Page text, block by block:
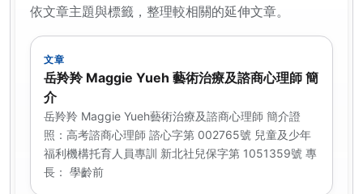
依文章主題與標籤，整理較相關的延伸文章。
文章
岳羚羚 Maggie Yueh 藝術治療及諮商心理師 簡
介
岳羚羚 Maggie Yueh藝術治療及諮商心理師 簡介證
照：高考諮商心理師 諮心字第 002765號 兒童及少年
福利機構托育人員專訓 新北社兒保字第 1051359號 專
長： 學齡前